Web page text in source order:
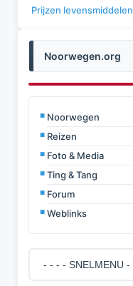
Noorwegen.org
Noorwegen
Reizen
Foto & Media
Ting & Tang
Forum
Weblinks
Prijzen levensmiddelen